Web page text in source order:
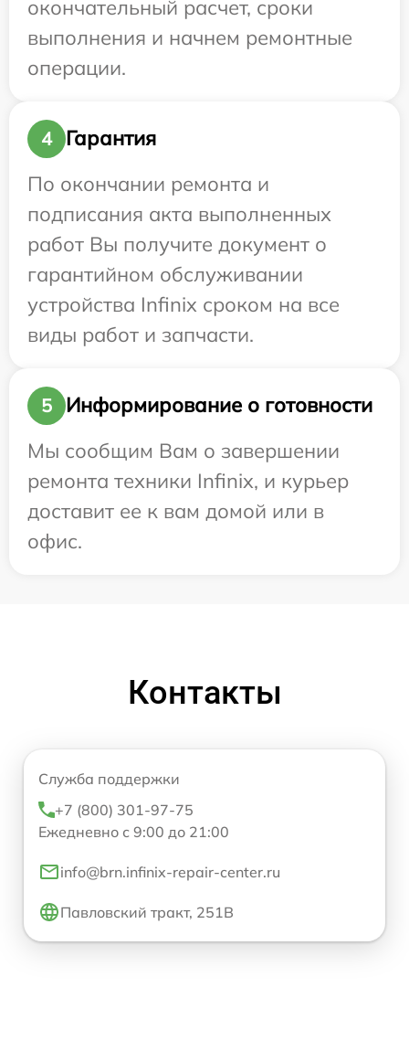
окончательный расчет, сроки
выполнения и начнем ремонтные
операции.
4
Гарантия
По окончании ремонта и
подписания акта выполненных
работ Вы получите документ о
гарантийном обслуживании
устройства Infinix сроком на все
виды работ и запчасти.
5
Информирование о готовности
Мы сообщим Вам о завершении
ремонта техники Infinix, и курьер
доставит ее к вам домой или в
офис.
Контакты
Служба поддержки
+7 (800) 301-97-75
Ежедневно с 9:00 до 21:00
info@brn.infinix-repair-center.ru
Павловский тракт, 251В